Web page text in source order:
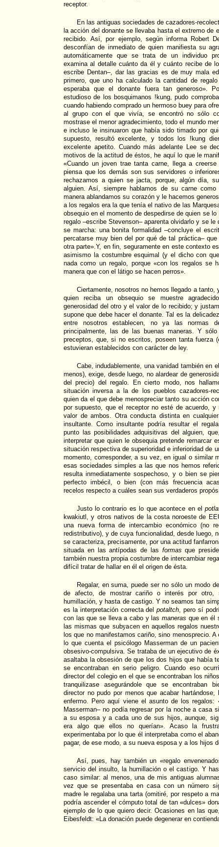
receptor.
En las antiguas sociedades de cazadores-
la acción del donante se llevaba hasta el extremo de
recibido. Así, por ejemplo, según informa Robert
desconfían de inmediato de quien manifiesta su
automáticamente que se trata de un individuo
examina al detalle cuánto da él y cuánto recibe de
escribe Dentan–, dar las gracias es de muy mala
primero, que uno ha calculado la cantidad de
esperaba que el donante fuera tan generoso».
estudioso de los bosquimanos !kung, pudo
cuando habiendo comprado un hermoso buey para
al grupo con el que vivía, se encontró no sólo
mostrase el menor agradecimiento, todo el mundo
e incluso le insinuaron que había sido timado por
supuesto, resultó excelente, y todos los !kung
excelente apetito. Cuando más adelante Lee se
motivos de la actitud de éstos, he aquí lo que le
«Cuando un joven trae tanta carne, llega a
piensa que los demás son sus servidores o
rechazamos a quien se jacta, porque, algún día,
alguien. Así, siempre hablamos de su carne
manera ablandamos su corazón y le hacemos
a los regalos era la que tenía el nativo de las
obsequio en el momento de despedirse de quien se
regalo –escribe Stevenson– aparenta olvidarlo y se le
se marcha: una bonita formalidad –concluye el
percatarse muy bien del por qué de tal práctica–
otra parte».Y, en fin, seguramente en este contexto
asimismo la costumbre esquimal (y el dicho con
nada como un regalo, porque «con los regalos se
manera que con el látigo se hacen perros».
Ciertamente, nosotros no hemos llegado a tanto,
quien reciba un obsequio se muestre
generosidad del otro y el valor de lo recibido; y
supone que debe hacer el donante. Tal es la
entre nosotros establecen, no ya las normas
principalmente, las de las buenas maneras. Y
preceptos, que, si no escritos, poseen tanta fuerza
estuvieran establecidos con carácter de ley.
Cabe, indudablemente, una vanidad también en
menos), exige, desde luego, no alardear de
del precio) del regalo. En cierto modo, nos
situación inversa a la de los pueblos cazadores-
quien da el que debe menospreciar tanto su acción
por supuesto, que el receptor no esté de acuerdo,
valor de ambos. Otra conducta distinta en
insultante. Como insultante podría resultar el
punto las posibilidades adquisitivas del alguien,
interpretar que quien le obsequia pretende remarcar
situación respectiva de superioridad e inferioridad de
momento, corresponder, a su vez, en igual o similar
esas sociedades simples a las que nos hemos
resulta inmediatamente sospechoso, y o bien se
perfecto imbécil, o bien (con más frecuencia
recelos respecto a cuáles sean sus verdaderos
Justo lo contrario es lo que acontece en el
kwakiutl, y otros nativos de la costa noroeste de
una nueva forma de intercambio económico (no
redistributivo), y de cuya funcionalidad, desde luego,
se caracteriza, precisamente, por una actitud
situada en las antípodas de las formas que
también nuestra propia costumbre de intercambiar
difícil tratar de hallar en él el origen de ésta.
Regalar, en suma, puede ser no sólo un modo
de afecto, de mostrar cariño o interés por otro,
humillación, y hasta de castigo. Y no seamos tan
es la interpretación correcta delpotaltch, pero sí
con las que se lleva a cabo y las maneras que en él
las mismas que subyacen en aquellos regalos
los que no manifestamos cariño, sino menosprecio.
lo que cuenta el psicólogo Masserman de un
obsesivo-compulsiva. Se trataba de un ejecutivo de
asaltaba la obsesión de que los dos hijos que había
se encontraban en serio peligro. Cuando eso
director del colegio en el que se encontraban los
tranquilizase asegurándole que se encontraban
director no pudo por menos que acabar
enfermo. Pero aquí viene el asunto de los regalos:
Masserman– no podía regresar por la noche a casa
a su esposa y a cada uno de sus hijos, aunque,
era algo que ellos no querían». Acaso la
experimentaba por lo que él interpretaba como el
pagar, de ese modo, a su nueva esposa y a los hijos
Así, pues, hay también un «regalo
servicio del insulto, la humillación o el castigo. Y
caso similar: al menos, una de mis antiguas
vez que se presentaba en casa con un número
madre le regalaba una tarta (omitiré, por respeto a
podría ascender el cómputo total de tan «dulces»
ejemplo de lo que quiero decir. Ocasiones en las
Eibesfeldt: «La donación puede degenerar en